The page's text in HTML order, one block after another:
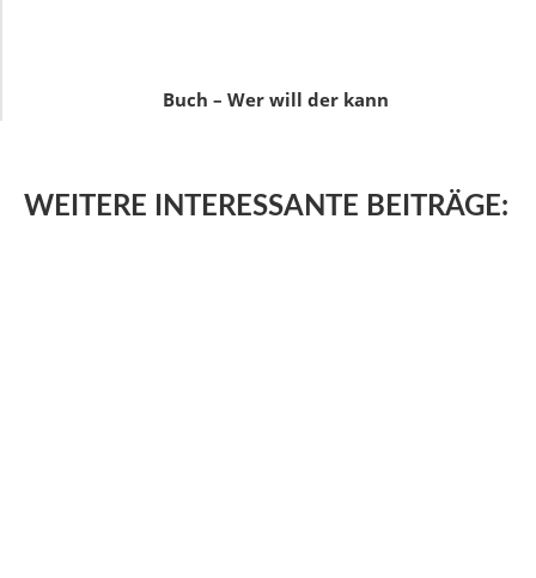
Buch – Wer will der kann
WEITERE INTERESSANTE BEITRÄGE: